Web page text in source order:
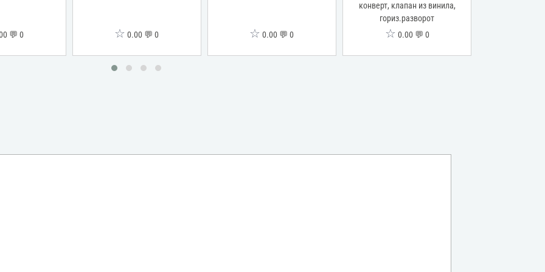
💬 0 ☆ 0.00 💬 0 ☆ 0.00 💬 0
конверт, клапан из винила,
гориз.разворот
☆ 0.00 💬 0